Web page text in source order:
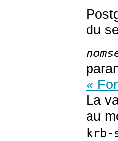
du
«
La
au
krb-